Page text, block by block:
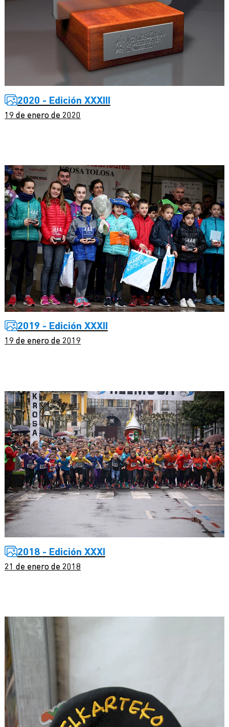
2020 - Edición XXXIII
19 de enero de 2020
2019 - Edición XXXII
19 de enero de 2019
2018 - Edición XXXI
21 de enero de 2018